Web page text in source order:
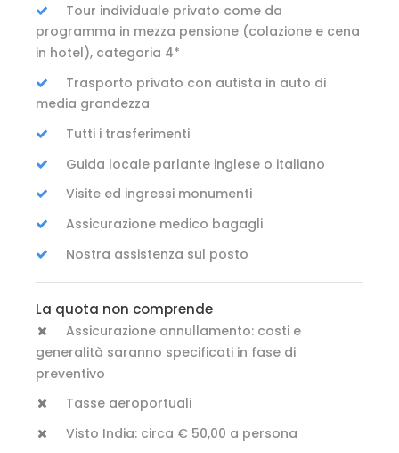
Tour individuale privato come da
programma in mezza pensione (colazione e cena
in hotel), categoria 4*
Trasporto privato con autista in auto di
media grandezza
Tutti i trasferimenti
Guida locale parlante inglese o italiano
Visite ed ingressi monumenti
Assicurazione medico bagagli
Nostra assistenza sul posto
La quota non comprende
Assicurazione annullamento: costi e
generalità saranno specificati in fase di
preventivo
Tasse aeroportuali
Visto India: circa € 50,00 a persona